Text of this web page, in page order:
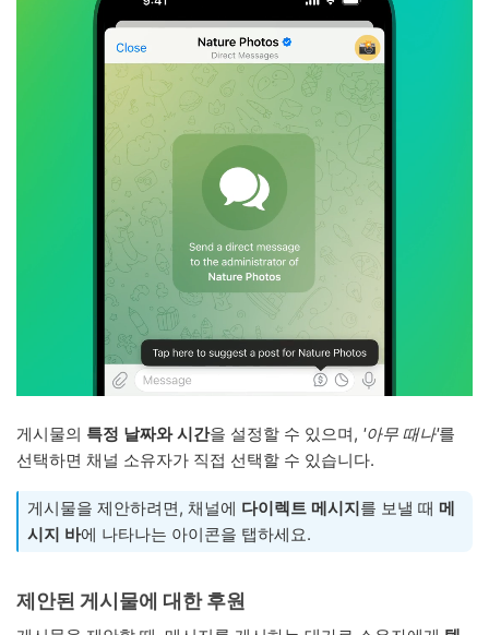
게시물의 특정 날짜와 시간을 설정할 수 있으며, '아무 때나'를
선택하면 채널 소유자가 직접 선택할 수 있습니다.
게시물을 제안하려면, 채널에 다이렉트 메시지를 보낼 때 메
시지 바에 나타나는 아이콘을 탭하세요.
제안된 게시물에 대한 후원